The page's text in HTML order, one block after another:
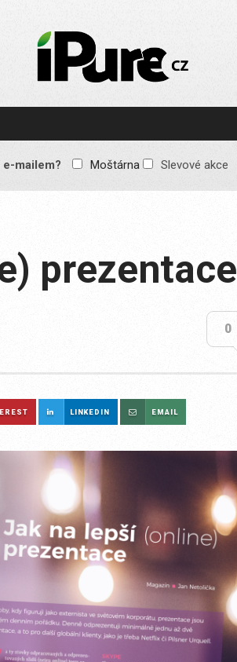
IPURE.CZ
Prémiový Apple e-
reklamy, žádné
obsah pro všechny
mailem? Moštárna Slevové akce
prezentace
0
LINKEDIN EMAIL